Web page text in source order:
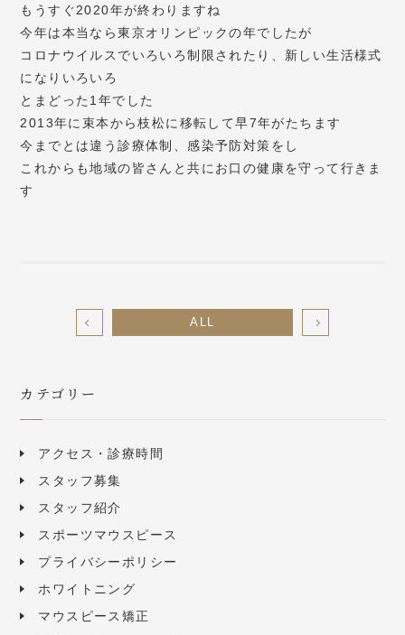
カテゴリー
アクセス・診療時間
スタッフ募集
スタッフ紹介
スポーツマウスピース
プライバシーポリシー
ホワイトニング
マウスピース矯正
もうすぐ2020年が終わりますね
今年は本当なら東京オリンピックの年でしたが
コロナウイルスでいろいろ制限されたり、新しい生活様式
になりいろいろ
とまどった1年でした
2013年に束本から枝松に移転して早7年がたちます
今までとは違う診療体制、感染予防対策をし
これからも地域の皆さんと共にお口の健康を守って行きま
す
ALL